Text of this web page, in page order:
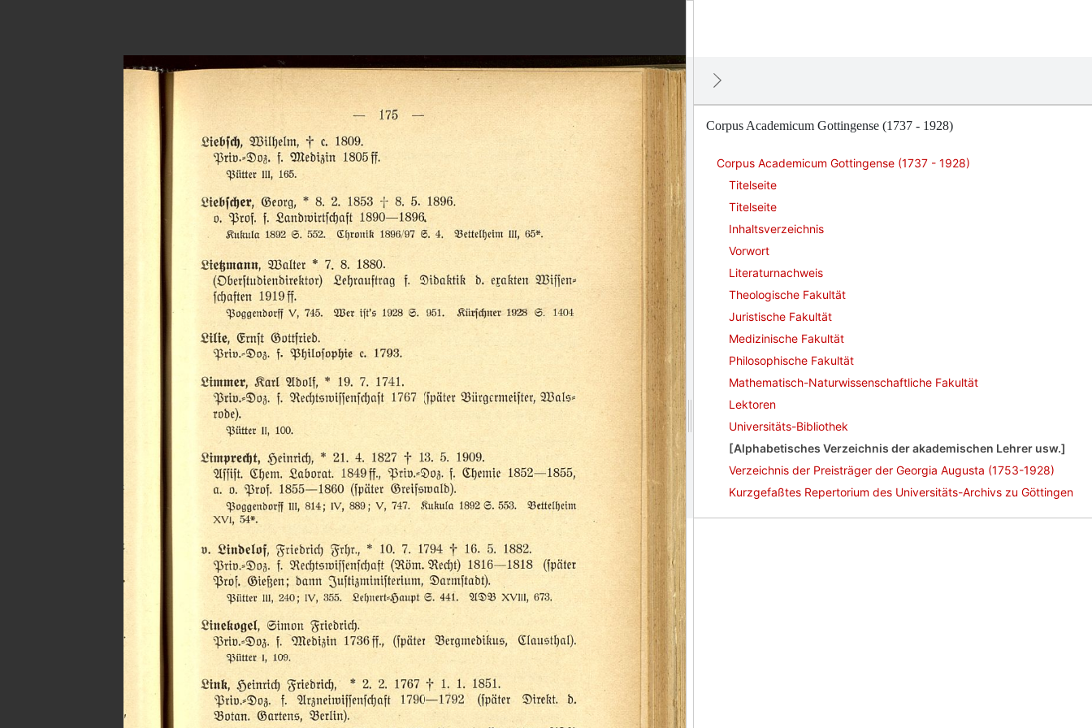
Corpus Academicum Gottingense (1737 - 1928)
Corpus Academicum Gottingense (1737 - 1928)
Titelseite
Titelseite
Inhaltsverzeichnis
Vorwort
Literaturnachweis
Theologische Fakultät
Juristische Fakultät
Medizinische Fakultät
Philosophische Fakultät
Mathematisch-Naturwissenschaftliche Fakultät
Lektoren
Universitäts-Bibliothek
[Alphabetisches Verzeichnis der akademischen Lehrer usw.]
Verzeichnis der Preisträger der Georgia Augusta (1753-1928)
Kurzgefaßtes Repertorium des Universitäts-Archivs zu Göttingen